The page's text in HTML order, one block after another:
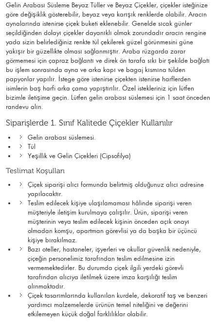
Gelin Arabası Süsleme Beyaz Tüller ve Beyaz Çiçekler, çiçekler isteğinize
göre değişiklik gösterebilir, beyaz veya karışık renklerde olabilir. Aracın
aynalarında istenirse çiçek buketi eklenebilir. Genelde sıcak günler
seçildiğinden dolayı çiçekler dayanıklı olmak zorundadır aracın rengine
yada sizin belirlediğiniz renkte tül çekilerek güzel görünmesini güne
yakışır bir güzellikte olması sağlanmıştır. Araba rüzgarda zarar
görmemesi için çapraz bağlantı ve direk ön tarafa sıkı bir şekilde bağlatı
bu işlem sonrasında ayna ve arka kapı ve bagaj kısmına tülden
papyonlar yapılır. İstege göre istenirse çiçekten istenirse harflerden
isimlerin baş harfi arka çama yapıştırılır. Özel istekleriniz için lütfen
bizimle iletişime geçin. Lütfen gelin arabası süslemesi için 1 saat önceden
randevu alın.
Siparişlerde 1. Sınıf Kalitede Çiçekler Kullanılır
Gelin arabası süslemesi.
Tül
Yeşillik ve Gelin Çiçekleri (Cipsofilya)
Teslimat Koşulları
Çiçek siparişi alıcı formunda belirtmiş olduğunuz alıcı adresine
yapılacaktır.
Teslim edilecek kişiye ulaşılamaması hâlinde siparişi veren
müşteriyle iletişim kurulmaya çalışılır. Ürün, siparişi veren
müşterinin veya teslim edilecek kişinin önceden açık onayı
olmadan komşu, apartman görevlisi ya da başka bir üçüncü
kişiye bırakılmaz.
Bazı oteller, hastaneler, işyerleri ve okullar güvenlik nedeniyle,
çiçeğin personelimiz tarafından teslim edilmesine izin
vermemektedirler. Bu durumda çiçek ilgili yerdeki görevli
tarafından alıcıya iletilmek üzere imza karşılığı teslim
alınmaktadır.
Çiçek tasarımlarında kullanılan kurdele, dekoratif taş ve benzeri
yardımcı malzemelerde ürünün temel niteliğini ve değerini
etkilemeyen küçük doğal farklılıklar olabilir.